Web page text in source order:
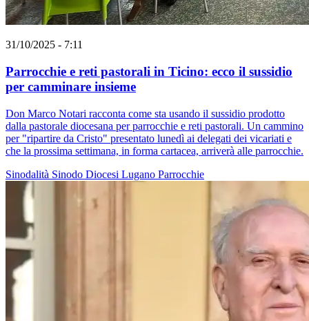
31/10/2025 - 7:11
Parrocchie e reti pastorali in Ticino: ecco il sussidio
per camminare insieme
Don Marco Notari racconta come sta usando il sussidio prodotto
dalla pastorale diocesana per parrocchie e reti pastorali. Un cammino
per "ripartire da Cristo" presentato lunedì ai delegati dei vicariati e
che la prossima settimana, in forma cartacea, arriverà alle parrocchie.
Sinodalità Sinodo Diocesi Lugano Parrocchie